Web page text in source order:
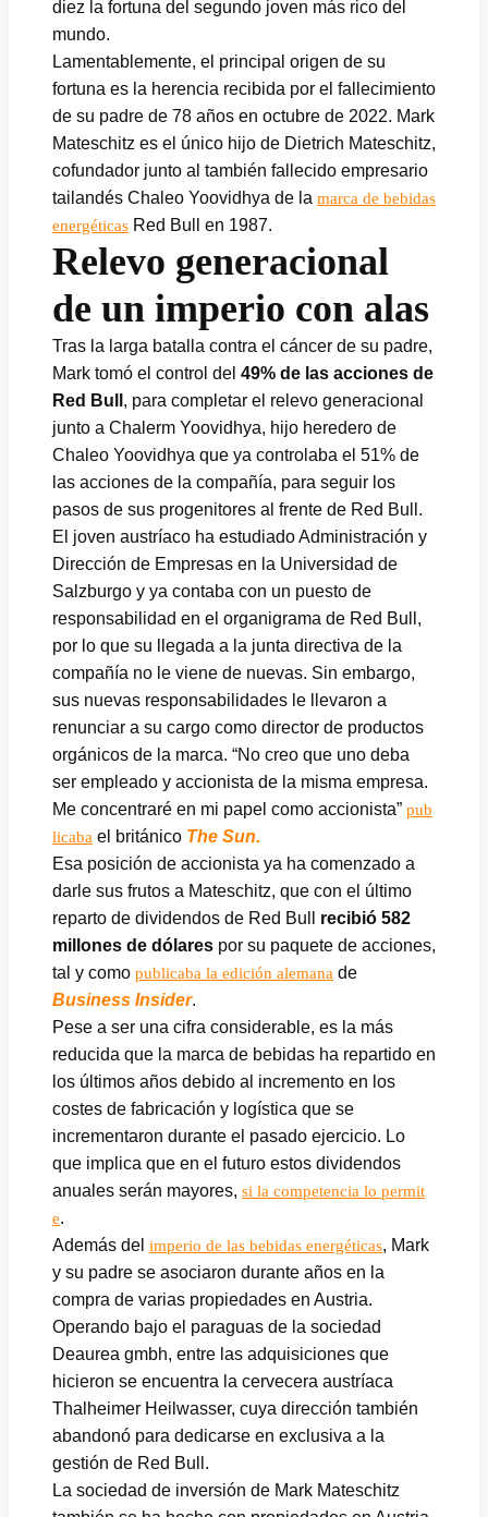
diez la fortuna del segundo joven más rico del
mundo.
Lamentablemente, el principal origen de su
fortuna es la herencia recibida por el fallecimiento
de su padre de 78 años en octubre de 2022. Mark
Mateschitz es el único hijo de Dietrich Mateschitz,
cofundador junto al también fallecido empresario
tailandés Chaleo Yoovidhya de la marca de bebidas
energéticas Red Bull en 1987.
Relevo generacional
de un imperio con alas
Tras la larga batalla contra el cáncer de su padre,
Mark tomó el control del 49% de las acciones de
Red Bull , para completar el relevo generacional
junto a Chalerm Yoovidhya, hijo heredero de
Chaleo Yoovidhya que ya controlaba el 51% de
las acciones de la compañía, para seguir los
pasos de sus progenitores al frente de Red Bull.
El joven austríaco ha estudiado Administración y
Dirección de Empresas en la Universidad de
Salzburgo y ya contaba con un puesto de
responsabilidad en el organigrama de Red Bull,
por lo que su llegada a la junta directiva de la
compañía no le viene de nuevas. Sin embargo,
sus nuevas responsabilidades le llevaron a
renunciar a su cargo como director de productos
orgánicos de la marca. “No creo que uno deba
ser empleado y accionista de la misma empresa.
Me concentraré en mi papel como accionista” pub
licaba el británico The Sun.
Esa posición de accionista ya ha comenzado a
darle sus frutos a Mateschitz, que con el último
reparto de dividendos de Red Bull recibió 582
millones de dólares por su paquete de acciones,
tal y como publicaba la edición alemana de
Business Insider.
Pese a ser una cifra considerable, es la más
reducida que la marca de bebidas ha repartido en
los últimos años debido al incremento en los
costes de fabricación y logística que se
incrementaron durante el pasado ejercicio. Lo
que implica que en el futuro estos dividendos
anuales serán mayores, si la competencia lo permit
e.
Además del imperio de las bebidas energéticas, Mark
y su padre se asociaron durante años en la
compra de varias propiedades en Austria.
Operando bajo el paraguas de la sociedad
Deaurea gmbh, entre las adquisiciones que
hicieron se encuentra la cervecera austríaca
Thalheimer Heilwasser, cuya dirección también
abandonó para dedicarse en exclusiva a la
gestión de Red Bull.
La sociedad de inversión de Mark Mateschitz